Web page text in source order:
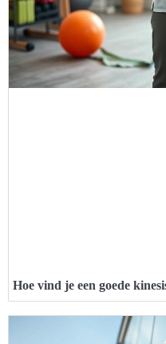
Hoe vind je een goede